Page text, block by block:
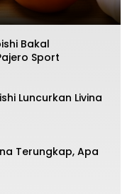
Bakal
Sport
Luncurkan Livina
Terungkap, Apa